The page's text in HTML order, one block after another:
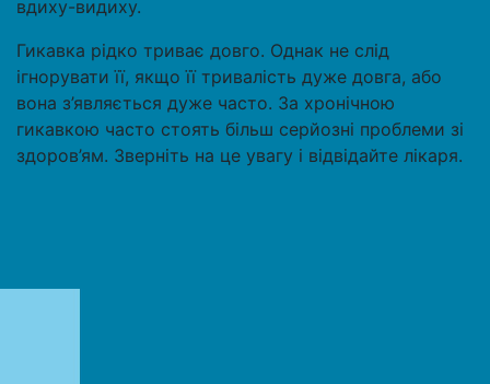
вдиху-видиху.
Гикавка рідко триває довго. Однак не слід
ігнорувати її, якщо її тривалість дуже довга, або
вона з’являється дуже часто. За хронічною
гикавкою часто стоять більш серйозні проблеми зі
здоров’ям. Зверніть на це увагу і відвідайте лікаря.